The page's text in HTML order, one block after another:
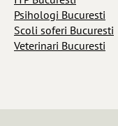
Psihologi Bucuresti
Scoli soferi Bucuresti
Veterinari Bucuresti